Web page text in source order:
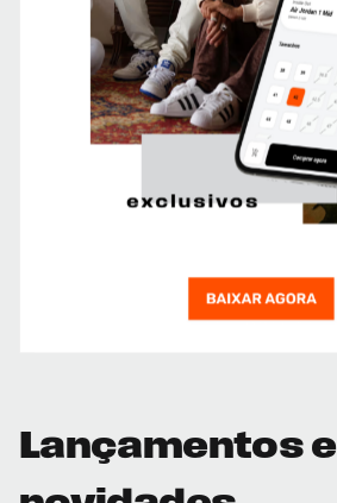
Lançamentos e